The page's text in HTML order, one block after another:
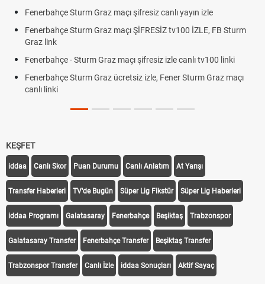
şifresiz canlı yayın izle
ŞİFRESİZ tv100 İZLE, FB Sturm
şifresiz izle canlı tv100 linki
izle, Fener Sturm Graz maçı
Altın Yükselecek mi, Yükselir
Beklentiler
Rövanşı Saat Kaçta, Hangi
Off Tarihi Belli Oldu
KEŞFET
iddaa Canlı Skor Puan Durumu Canlı Anlatım At Yarışı
Transfer Haberleri TV'de Bugün Süper Lig Fikstür Süper Lig Haberleri
iddaa Programı Galatasaray Fenerbahçe Beşiktaş Trabzonspor
Galatasaray Transfer Fenerbahçe Transfer Beşiktaş Transfer